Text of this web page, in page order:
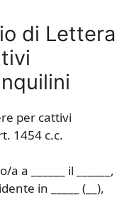
di Lettera
per cattivi
1454 c.c.
a ______ il ______,
in _____ (__),